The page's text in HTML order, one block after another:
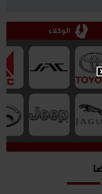
الوكلاء